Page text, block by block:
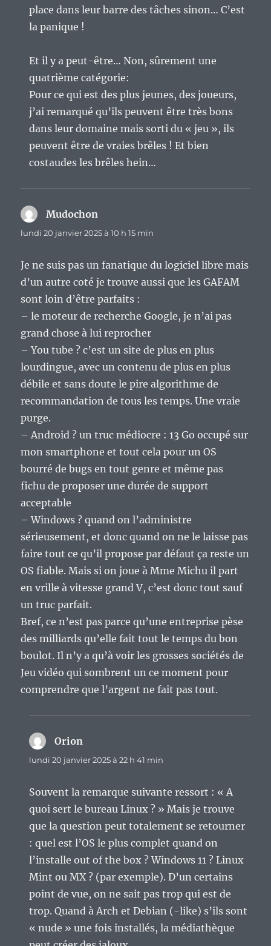
place dans leur barre des tâches sinon… C’est
la panique !
Et il y a peut-être… Non, sûrement une
quatrième catégorie:
Pour ce qui est des plus jeunes, des joueurs,
j’ai remarqué qu’ils peuvent être très bons
dans leur domaine mais sorti du « jeu », ils
peuvent être de vraies brêles ! Et bien
costaudes les brêles hein…
Mudochon
lundi 20 janvier 2025 à 10 h 15 min
Je ne suis pas un fanatique du logiciel libre mais
d’un autre coté je trouve aussi que les GAFAM
sont loin d’être parfaits :
– le moteur de recherche Google, je n’ai pas
grand chose à lui reprocher
– You tube ? c’est un site de plus en plus
lourdingue, avec un contenu de plus en plus
débile et sans doute le pire algorithme de
recommandation de tous les temps. Une vraie
purge.
– Android ? un truc médiocre : 13 Go occupé sur
mon smartphone et tout cela pour un OS
bourré de bugs en tout genre et même pas
fichu de proposer une durée de support
acceptable
– Windows ? quand on l’administre
sérieusement, et donc quand on ne le laisse pas
faire tout ce qu’il propose par défaut ça reste un
OS fiable. Mais si on joue à Mme Michu il part
en vrille à vitesse grand V, c’est donc tout sauf
un truc parfait.
Bref, ce n’est pas parce qu’une entreprise pèse
des milliards qu’elle fait tout le temps du bon
boulot. Il n’y a qu’à voir les grosses sociétés de
Jeu vidéo qui sombrent un ce moment pour
comprendre que l’argent ne fait pas tout.
Orion
lundi 20 janvier 2025 à 22 h 41 min
Souvent la remarque suivante ressort : « A
quoi sert le bureau Linux ? » Mais je trouve
que la question peut totalement se retourner
: quel est l’OS le plus complet quand on
l’installe out of the box ? Windows 11 ? Linux
Mint ou MX ? (par exemple). D’un certains
point de vue, on ne sait pas trop qui est de
trop. Quand à Arch et Debian (-like) s’ils sont
« nude » une fois installés, la médiathèque